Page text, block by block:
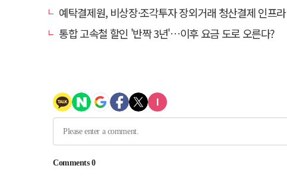
예탁결제원, 비상장·조각투자 장외거래 청산결제 인프라 구축 착수…연내 가동
통합 고속철 할인 '반짝 3년'…이후 요금 도로 오른다?